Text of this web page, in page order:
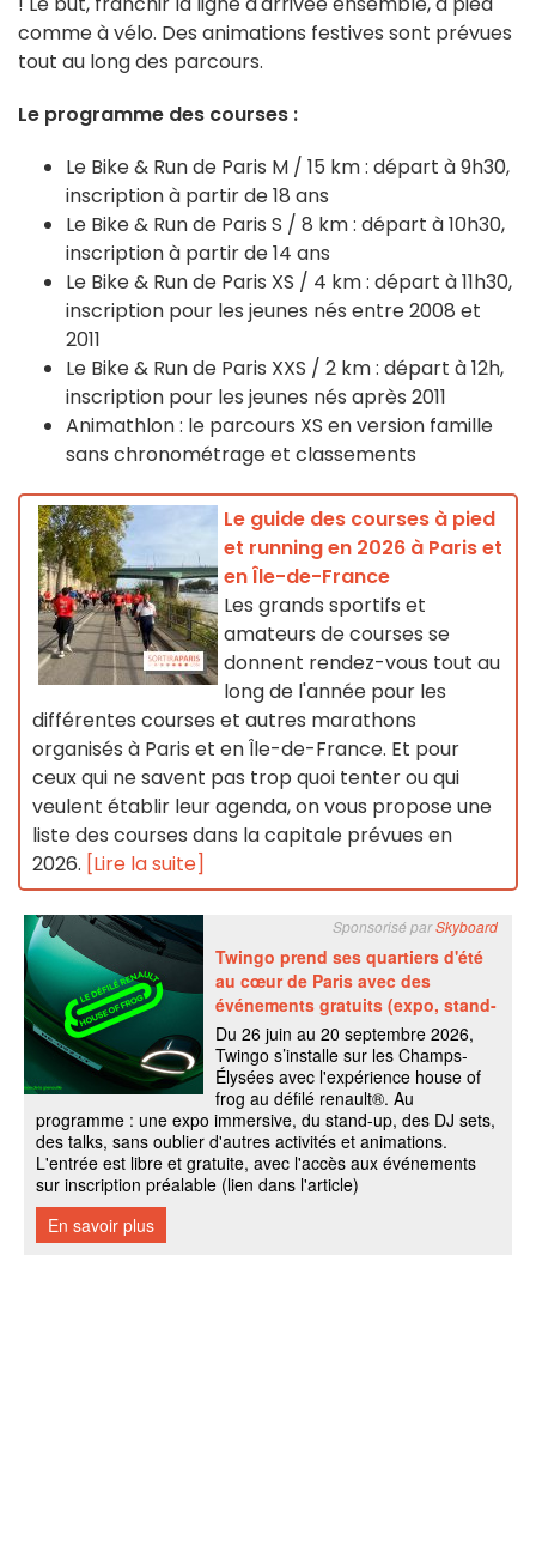
comme à vélo. Des animations festives sont prévues
tout au long des parcours.
Le programme des courses :
Le Bike & Run de Paris M / 15 km : départ à 9h30,
inscription à partir de 18 ans
Le Bike & Run de Paris S / 8 km : départ à 10h30,
inscription à partir de 14 ans
Le Bike & Run de Paris XS / 4 km : départ à 11h30,
inscription pour les jeunes nés entre 2008 et
2011
Le Bike & Run de Paris XXS / 2 km : départ à 12h,
inscription pour les jeunes nés après 2011
Animathlon : le parcours XS en version famille
sans chronométrage et classements
Le guide des courses à pied
et running en 2026 à Paris et
en Île-de-France
Les grands sportifs et
amateurs de courses se
donnent rendez-vous tout au
long de l'année pour les
différentes courses et autres marathons
organisés à Paris et en Île-de-France. Et pour
ceux qui ne savent pas trop quoi tenter ou qui
veulent établir leur agenda, on vous propose une
liste des courses dans la capitale prévues en
2026. [Lire la suite]